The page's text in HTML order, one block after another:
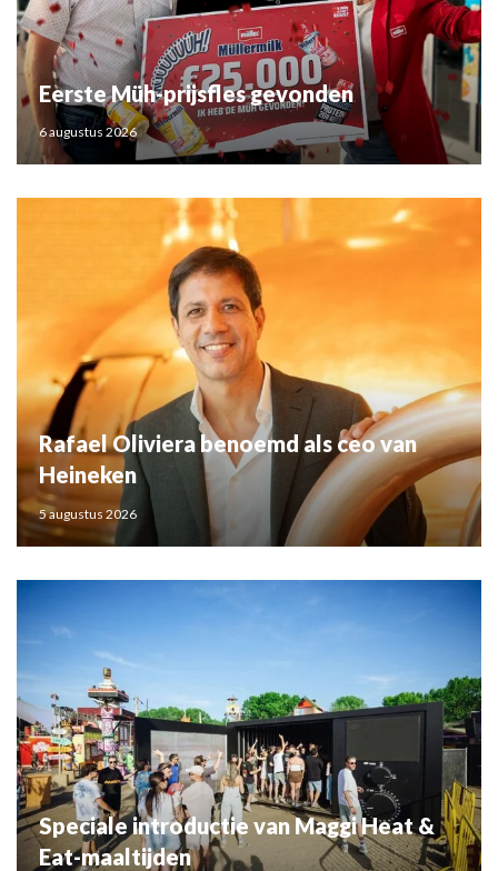
Eerste Müh-prijsfles gevonden
6 augustus 2026
Rafael Oliviera benoemd als ceo van
Heineken
5 augustus 2026
Speciale introductie van Maggi Heat &
Eat-maaltijden